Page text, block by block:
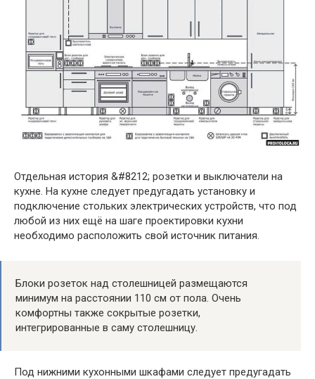
Отдельная история &#8212; розетки и выключатели на
кухне. На кухне следует предугадать установку и
подключение стольких электрических устройств, что под
любой из них ещё на шаге проектировки кухни
необходимо расположить свой источник питания.
Блоки розеток над столешницей размещаются
минимум на расстоянии 110 см от пола. Очень
комфортны также сокрытые розетки,
интегрированные в саму столешницу.
Под нижними кухонными шкафами следует предугадать